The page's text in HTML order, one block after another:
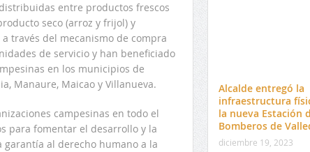
entre productos frescos
seco (arroz y frijol) y
través del mecanismo de compra
de servicio y han beneficiado
en los municipios de
Manaure, Maicao y Villanueva.
campesinas en todo el
para fomentar el desarrollo y la
garantía al derecho humano a la
Alcalde entregó la
infraestructura
la nueva Estación
Bomberos de
diciembre 19, 2023